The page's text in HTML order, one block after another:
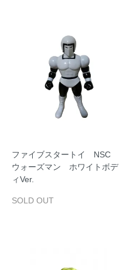
ファイブスタートイ NSC
ウォーズマン ホワイトボデ
ィVer.
SOLD OUT